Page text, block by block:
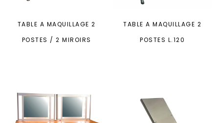
TABLE A MAQUILLAGE 2
POSTES / 2 MIROIRS
TABLE A MAQUILLAGE 2
POSTES L.120